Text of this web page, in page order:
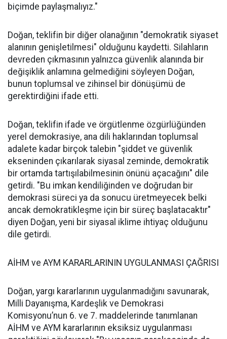
biçimde paylaşmalıyız."
Doğan, teklifin bir diğer olanağının "demokratik siyaset
alanının genişletilmesi" olduğunu kaydetti. Silahların
devreden çıkmasının yalnızca güvenlik alanında bir
değişiklik anlamına gelmediğini söyleyen Doğan,
bunun toplumsal ve zihinsel bir dönüşümü de
gerektirdiğini ifade etti.
Doğan, teklifin ifade ve örgütlenme özgürlüğünden
yerel demokrasiye, ana dili haklarından toplumsal
adalete kadar birçok talebin "şiddet ve güvenlik
ekseninden çıkarılarak siyasal zeminde, demokratik
bir ortamda tartışılabilmesinin önünü açacağını" dile
getirdi. "Bu imkan kendiliğinden ve doğrudan bir
demokrasi süreci ya da sonucu üretmeyecek belki
ancak demokratikleşme için bir süreç başlatacaktır"
diyen Doğan, yeni bir siyasal iklime ihtiyaç olduğunu
dile getirdi.
AİHM ve AYM KARARLARININ UYGULANMASI ÇAĞRISI
Doğan, yargı kararlarının uygulanmadığını savunarak,
Milli Dayanışma, Kardeşlik ve Demokrasi
Komisyonu’nun 6. ve 7. maddelerinde tanımlanan
AİHM ve AYM kararlarının eksiksiz uygulanması